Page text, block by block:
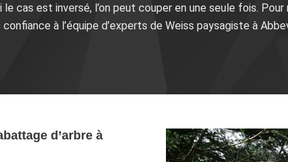
cas est inversé, l’on peut couper en une seule fois.
à l’équipe d’experts de Weiss paysagiste à
d’arbre à